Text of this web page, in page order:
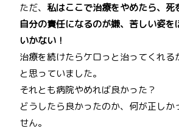
ただ、 私はここで治療をやめたら、死
自分の責任になるのが嫌、苦しい姿を
いかない！
治療を続けたらケロっと治ってくれる
と思っていました。
それとも病院やめれば良かった？
どうしたら良かったのか、何が正しか
せん。